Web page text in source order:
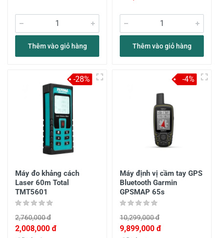
Thêm vào giỏ hàng Thêm vào giỏ hàng
Máy đo khảng cách
Laser 60m Total
TMT5601
2,760,000 đ
2,008,000 đ
-28%
Máy định vị cầm tay GPS
Bluetooth Garmin
GPSMAP 65s
10,299,000 đ
9,899,000 đ
-4%